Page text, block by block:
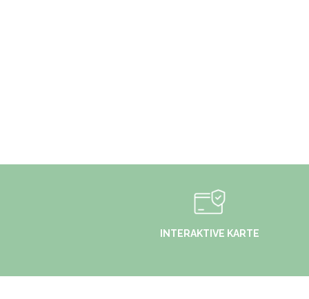
INTERAKTIVE KARTE